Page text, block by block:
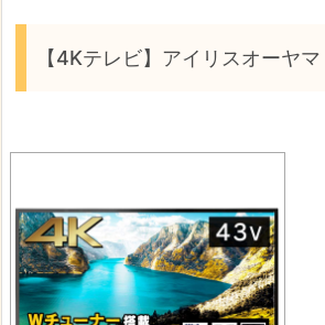
【4Kテレビ】アイリスオーヤ